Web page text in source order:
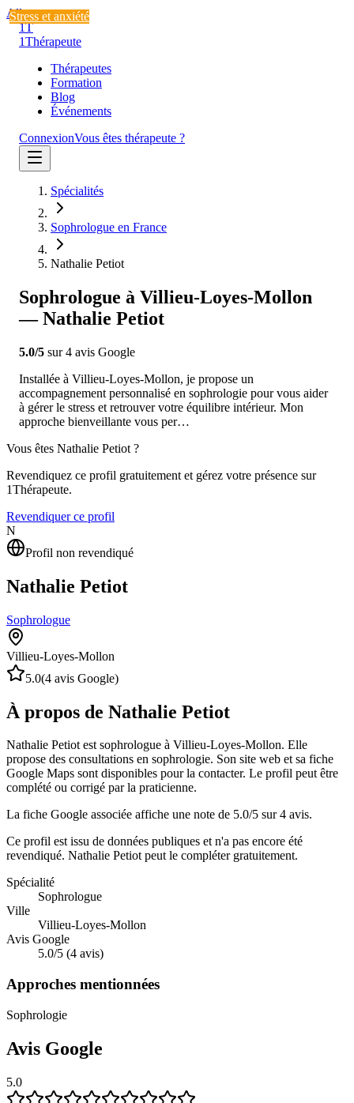
Aller au contenu
1T
1Thérapeute
Thérapeutes
Formation
Blog
Événements
ConnexionVous êtes thérapeute ?
Spécialités
Sophrologue en France
Nathalie Petiot
Sophrologue à Villieu-Loyes-Mollon
— Nathalie Petiot
5.0/5 sur4 avis Google
Installée à Villieu-Loyes-Mollon, je propose un
accompagnement personnalisé en sophrologie pour vous aider
à gérer le stress et retrouver votre équilibre intérieur. Mon
approche bienveillante vous per…
Vous êtes Nathalie Petiot ?
Revendiquez ce profil gratuitement et gérez votre présence sur
1Thérapeute.
Revendiquer ce profil
N
Profil non revendiqué
Nathalie Petiot
Sophrologue
Villieu-Loyes-Mollon
5.0(4 avis Google)
À propos de Nathalie Petiot
Nathalie Petiot est sophrologue à Villieu-Loyes-Mollon. Elle
propose des consultations en sophrologie. Son site web et sa fiche
Google Maps sont disponibles pour la contacter. Le profil peut être
complété ou corrigé par la praticienne.
La fiche Google associée affiche une note de 5.0/5 sur 4 avis.
Ce profil est issu de données publiques et n'a pas encore été
revendiqué. Nathalie Petiotpeut le compléter gratuitement.
Spécialité
Sophrologue
Ville
Villieu-Loyes-Mollon
Avis Google
5.0/5 (4 avis)
Approches mentionnées
Sophrologie
Avis Google
5.0
Stress et anxiété
Stress et anxiété
Stress et anxiété